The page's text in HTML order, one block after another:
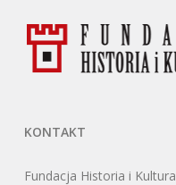
KONTAKT
Fundacja Historia i Kultura